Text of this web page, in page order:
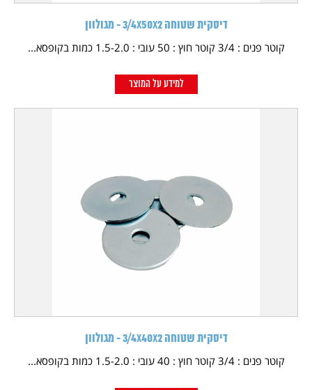
דיסקית שטוחה 3/4X50X2 - מגולוון
קוטר פנים : 3/4 קוטר חוץ : 50 עובי : 1.5-2.0 כמות בקופסא...
למידע על המוצר
דיסקית שטוחה 3/4X40X2 - מגולוון
קוטר פנים : 3/4 קוטר חוץ : 40 עובי : 1.5-2.0 כמות בקופסא...